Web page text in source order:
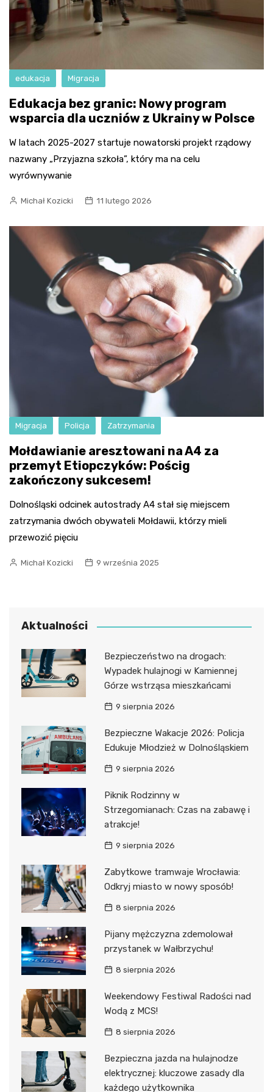
edukacja Migracja
Edukacja bez granic: Nowy program
wsparcia dla uczniów z Ukrainy w Polsce
W latach 2025-2027 startuje nowatorski projekt rządowy
nazwany „Przyjazna szkoła”, który ma na celu
wyrównywanie
Michał Kozicki 11 lutego 2026
Migracja Policja Zatrzymania
Mołdawianie aresztowani na A4 za
przemyt Etiopczyków: Pościg
zakończony sukcesem!
Dolnośląski odcinek autostrady A4 stał się miejscem
zatrzymania dwóch obywateli Mołdawii, którzy mieli
przewozić pięciu
Michał Kozicki 9 września 2025
Aktualności
Bezpieczeństwo na drogach:
Wypadek hulajnogi w Kamiennej
Górze wstrząsa mieszkańcami
9 sierpnia 2026
Bezpieczne Wakacje 2026: Policja
Edukuje Młodzież w Dolnośląskiem
9 sierpnia 2026
Piknik Rodzinny w
Strzegomianach: Czas na zabawę i
atrakcje!
9 sierpnia 2026
Zabytkowe tramwaje Wrocławia:
Odkryj miasto w nowy sposób!
8 sierpnia 2026
Pijany mężczyzna zdemolował
przystanek w Wałbrzychu!
8 sierpnia 2026
Weekendowy Festiwal Radości nad
Wodą z MCS!
8 sierpnia 2026
Bezpieczna jazda na hulajnodze
elektrycznej: kluczowe zasady dla
każdego użytkownika